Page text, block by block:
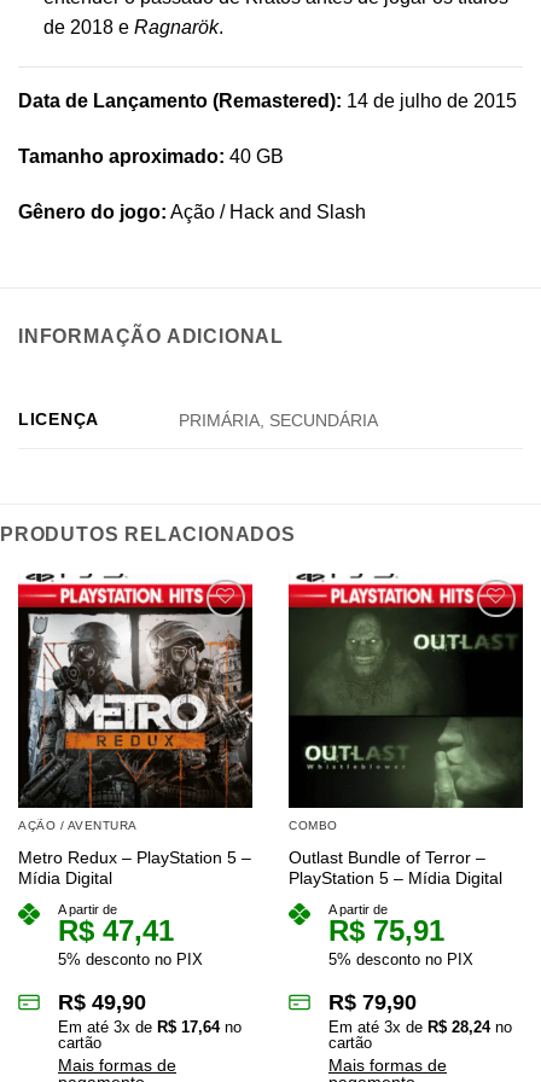
de 2018 e Ragnarök.
Data de Lançamento (Remastered): 14 de julho de 2015
Tamanho aproximado: 40 GB
Gênero do jogo: Ação / Hack and Slash
INFORMAÇÃO ADICIONAL
LICENÇA PRIMÁRIA, SECUNDÁRIA
PRODUTOS RELACIONADOS
AÇÃO / AVENTURA
Metro Redux – PlayStation 5 –
Mídia Digital
A partir de
R$ 47,41
5% desconto no PIX
R$ 49,90
Em até 3x de R$ 17,64no
cartão
Mais formas de
COMBO
Outlast Bundle of Terror –
PlayStation 5 – Mídia Digital
A partir de
R$ 75,91
5% desconto no PIX
R$ 79,90
Em até 3x de R$ 28,24no
cartão
Mais formas de